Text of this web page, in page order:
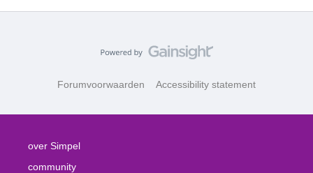
Forumvoorwaarden Accessibility statement
over Simpel
community